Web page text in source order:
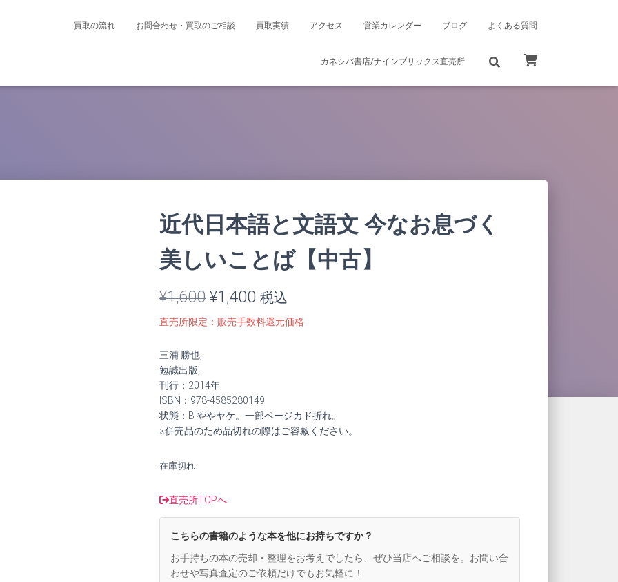
買取の流れ お問合わせ・買取のご相談 買取実績 アクセス 営業カレンダー ブログ よくある質問
カネシバ書店/ナインブリックス直売所
近代日本語と文語文 今なお息づく
美しいことば【中古】
¥1,600 元
の
は
¥1,600
た。
¥1,400 現
在
格
は
税込
直売所限定：販売手数料還元価格
三浦 勝也,
勉誠出版,
刊行：2014年
ISBN：978-4585280149
状態：B ややヤケ。一部ページカド折れ。
※併売品のため品切れの際はご容赦ください。
在庫切れ
直売所TOPへ
こちらの書籍のような本を他にお持ちですか？
お手持ちの本の売却・整理をお考えでしたら、ぜひ当店へご相談を。お問い合
わせや写真査定のご依頼だけでもお気軽に！